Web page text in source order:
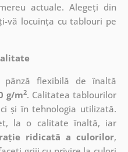
actuale. Alegeți din
vă locuința cu tablouri pe
flexibilă de înaltă
g/m2. Calitatea tablourilor
și în tehnologia utilizată.
la o calitate înaltă, iar
ridicată a culorilor,